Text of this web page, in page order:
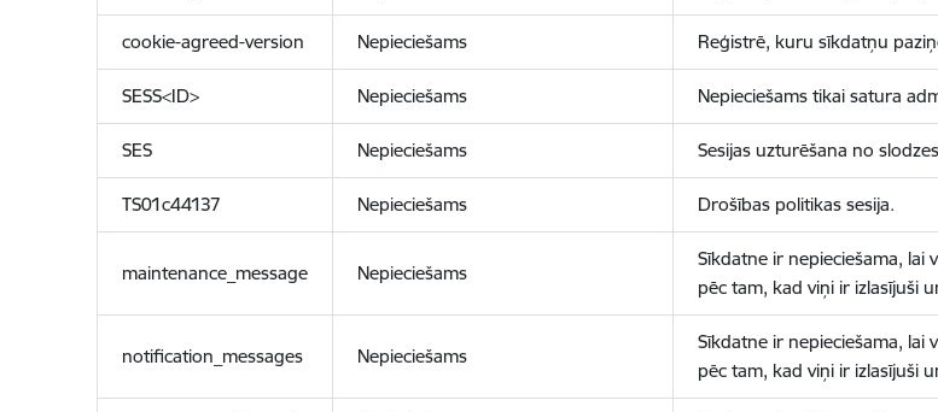
cookie-agreed-version Nepieciešams Reģistrē, kuru sīkdatņu
SESS<ID> Nepieciešams Nepieciešams tikai satura
SES Nepieciešams Sesijas uzturēšana no
TS01c44137 Nepieciešams Drošības politikas sesija.
maintenance_message Nepieciešams
Sīkdatne ir nepieciešama, lai
pēc tam, kad viņi ir izlasījuši
notification_messages Nepieciešams
Sīkdatne ir nepieciešama, lai
pēc tam, kad viņi ir izlasījuši